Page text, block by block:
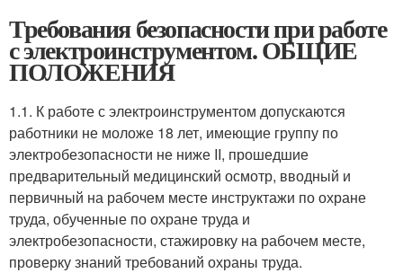
Требования безопасности при работе
с электроинструментом. ОБЩИЕ
ПОЛОЖЕНИЯ
1.1. К работе с электроинструментом допускаются
работники не моложе 18 лет, имеющие группу по
электробезопасности не ниже II, прошедшие
предварительный медицинский осмотр, вводный и
первичный на рабочем месте инструктажи по охране
труда, обученные по охране труда и
электробезопасности, стажировку на рабочем месте,
проверку знаний требований охраны труда.